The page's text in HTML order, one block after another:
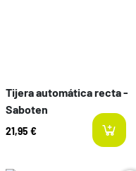
Tijera automática recta -
Saboten
21,95 €